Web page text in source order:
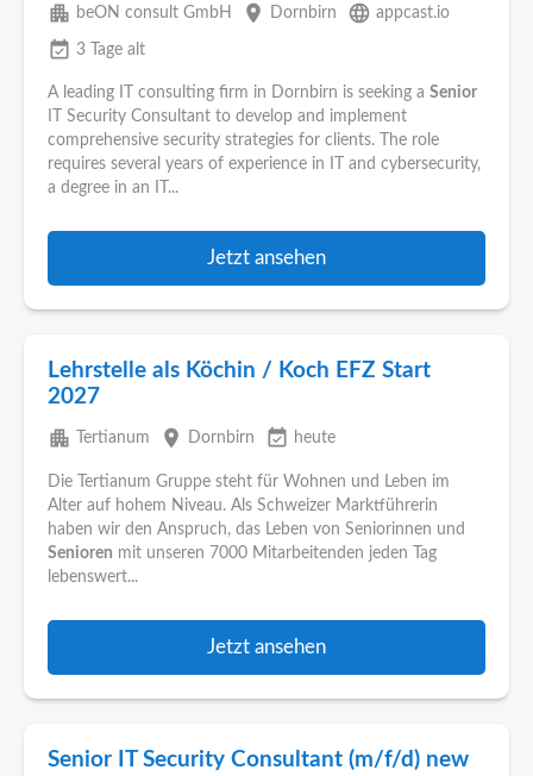
apartment beON consult GmbH place Dornbirn language appcast.io
event_available 3 Tage alt
A leading IT consulting firm in Dornbirn is seeking a Senior
IT Security Consultant to develop and implement
comprehensive security strategies for clients. The role
requires several years of experience in IT and cybersecurity,
a degree in an IT...
Jetzt ansehen
Lehrstelle als Köchin / Koch EFZ Start
2027
apartment Tertianum place Dornbirn event_available heute
Die Tertianum Gruppe steht für Wohnen und Leben im
Alter auf hohem Niveau. Als Schweizer Marktführerin
haben wir den Anspruch, das Leben von Seniorinnen und
Senioren mit unseren 7000 Mitarbeitenden jeden Tag
lebenswert...
Jetzt ansehen
Senior IT Security Consultant (m/f/d) new